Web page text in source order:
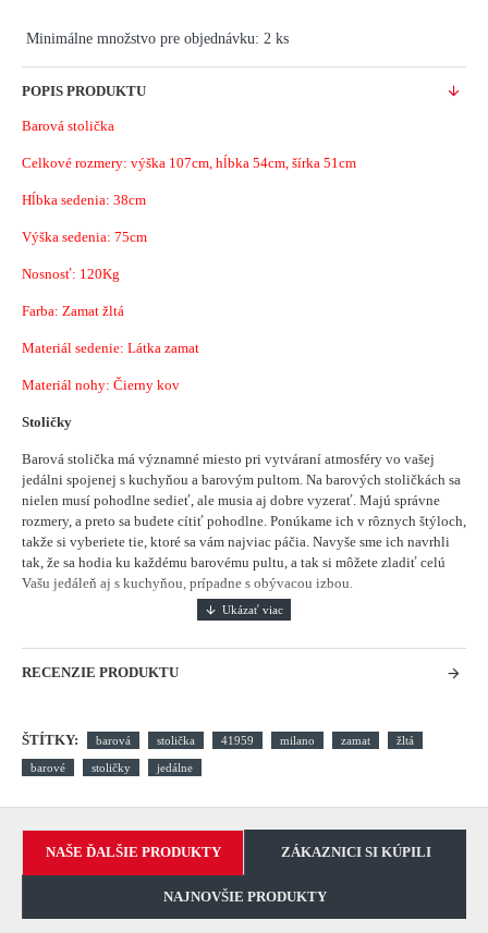
Minimálne množstvo pre objednávku: 2 ks
POPIS PRODUKTU
Barová stolička
Celkové rozmery: výška 107cm, hĺbka 54cm, šírka 51cm
Hĺbka sedenia: 38cm
Výška sedenia: 75cm
Nosnosť: 120Kg
Farba: Zamat žltá
Materiál sedenie: Látka zamat
Materiál nohy: Čierny kov
Stoličky
Barová stolička má významné miesto pri vytváraní atmosféry vo vašej
jedálni spojenej s kuchyňou a barovým pultom. Na barových stoličkách sa
nielen musí pohodlne sedieť, ale musia aj dobre vyzerať. Majú správne
rozmery, a preto sa budete cítiť pohodlne. Ponúkame ich v rôznych štýloch,
takže si vyberiete tie, ktoré sa vám najviac páčia. Navyše sme ich navrhli
tak, že sa hodia ku každému barovému pultu, a tak si môžete zladiť celú
Vašu jedáleň aj s kuchyňou, prípadne s obývacou izbou.
RECENZIE PRODUKTU
ŠTÍTKY: barová stolička 41959 milano zamat žltá
barové stoličky jedálne
NAŠE ĎALŠIE PRODUKTY ZÁKAZNICI SI KÚPILI
NAJNOVŠIE PRODUKTY